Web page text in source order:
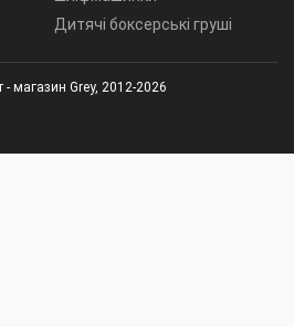
Дитячі боксерські груші
- магазин Grey, 2012-2026